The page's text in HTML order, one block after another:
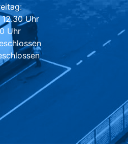
Uhr
Uhr